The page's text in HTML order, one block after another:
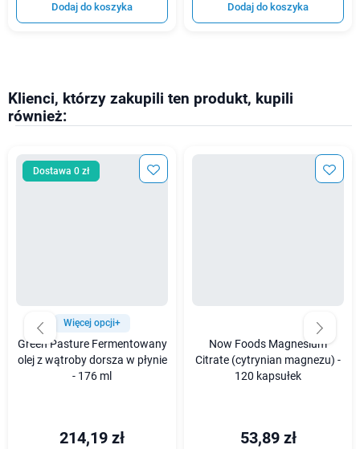
Dodaj do koszyka Dodaj do koszyka
Klienci, którzy zakupili ten produkt, kupili
również:
Dostawa 0 zł
Więcej opcji+
Green Pasture Fermentowany
olej z wątroby dorsza w płynie
- 176 ml
214,19 zł
Now Foods Magnesium
Citrate (cytrynian magnezu) -
120 kapsułek
53,89 zł